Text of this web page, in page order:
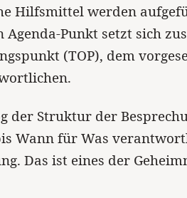
Hilfsmittel werden
Punkt setzt sich
(TOP), dem
der Struktur der
Wann für Was
Das ist eines der